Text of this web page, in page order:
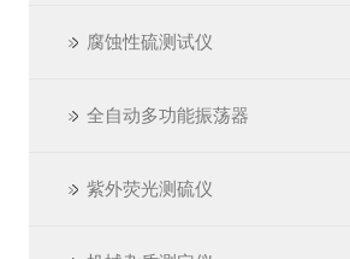
腐蚀性硫测试仪
全自动多功能振荡器
紫外荧光测硫仪